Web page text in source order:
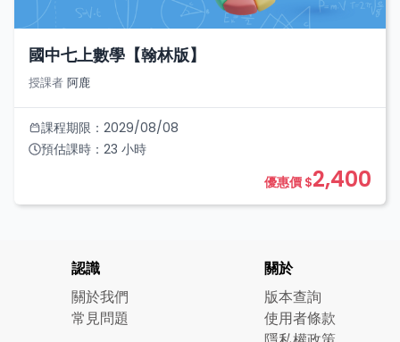
國中七上數學【翰林版】
授課者 阿鹿
課程期限： 2029/08/08
預估課時： 23 小時
優惠價 $2,400
認識
關於我們
常見問題
關於
版本查詢
使用者條款